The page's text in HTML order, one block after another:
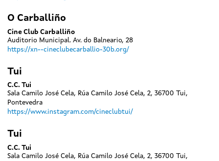
O Carballiño
Cine Club Carballiño
Auditorio Municipal. Av. do Balneario, 28
https://xn--cineclubecarballio-30b.org/
Tui
C.C. Tui
Sala Camilo José Cela, Rúa Camilo José Cela, 2, 36700 Tui,
Pontevedra
https://www.instagram.com/cineclubtui/
Tui
C.C. Tui
Sala Camilo José Cela, Rúa Camilo José Cela, 2, 36700 Tui,